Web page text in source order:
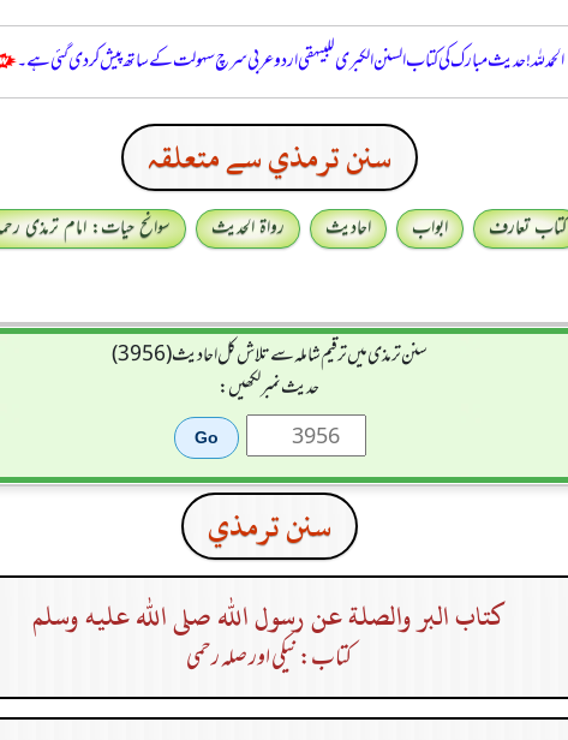
الحمدللہ! حدیث مبارک کی کتاب السنن الكبرى للبيهقي اردو عربی سرچ سہولت کے ساتھ پیش کر دی گئی ہے۔
سنن ترمذي سے متعلقہ
کتاب تعارف ابواب احادیث رواۃ الحدیث
سوانح حیات: امام ترمذی
سنن ترمذی میں ترقیم شاملہ سے تلاش کل احادیث (3956)
حدیث نمبر لکھیں:
سنن ترمذي
كتاب البر والصلة عن رسول الله صلى الله عليه وسلم
کتاب: نیکی اور صلہ رحمی